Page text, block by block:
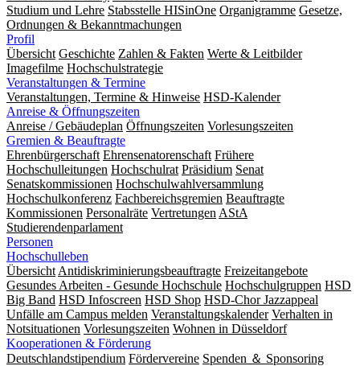
Studium und Lehre Stabsstelle HISinOne Organigramme Gesetze,
Ordnungen & Bekanntmachungen
Profil
Übersicht Geschichte Zahlen & Fakten Werte & Leitbilder
Imagefilme Hochschulstrategie
Veranstaltungen & Termine
Veranstaltungen, Termine & Hinweise HSD-Kalender
Anreise & Öffnungszeiten
Anreise / Gebäudeplan Öffnungszeiten Vorlesungszeiten
Gremien & Beauftragte
Ehrenbürgerschaft Ehrensenatorenschaft Frühere
Hochschulleitungen Hochschulrat Präsidium Senat
Senatskommissionen Hochschulwahlversammlung
Hochschulkonferenz Fachbereichsgremien Beauftragte
Kommissionen Personalräte Vertretungen AStA
Studierendenparlament
Personen
Hochschulleben
Übersicht Antidiskriminierungsbeauftragte Freizeitangebote
Gesundes Arbeiten - Gesunde Hochschule Hochschulgruppen HSD
Big Band HSD Infoscreen HSD Shop HSD-Chor Jazzappeal
Unfälle am Campus melden Veranstaltungskalender Verhalten in
Notsituationen Vorlesungszeiten Wohnen in Düsseldorf
Kooperationen & Förderung
Deutschlandstipendium Fördervereine Spenden ＆ Sponsoring